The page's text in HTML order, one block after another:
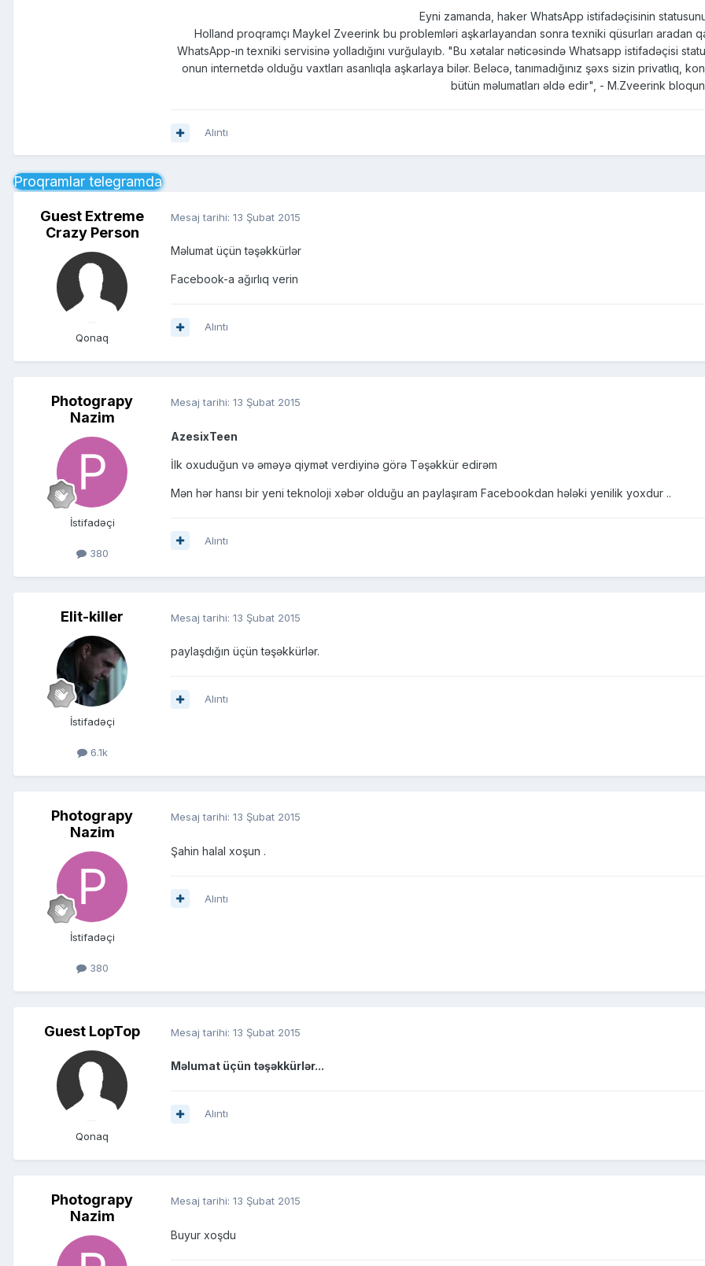
Eyni zamanda, haker WhatsApp istifadəçisinin
Holland proqramçı Maykel Zveerink bu problemləri aşkarlayandan sonra texniki qüsurları aradan
WhatsApp-ın texniki servisinə yolladığını vurğulayıb. "Bu xətalar nəticəsində Whatsapp istifadəçisi
onun internetdə olduğu vaxtları asanlıqla aşkarlaya bilər. Beləcə, tanımadığınız şəxs sizin privatlıq,
bütün məlumatları əldə edir", - M.Zveerink
Alıntı
Proqramlar telegramda
Guest Extreme
Crazy Person
Qonaq
Mesaj tarihi: 13 Şubat 2015
Məlumat üçün təşəkkürlər
Facebook-a ağırlıq verin
Alıntı
Photograpy
Nazim
İstifadəçi
380
Mesaj tarihi: 13 Şubat 2015
AzesixTeen
İlk oxuduğun və əməyə qiymət verdiyinə görə Təşəkkür edirəm
Mən hər hansı bir yeni teknoloji xəbər olduğu an paylaşıram Facebookdan hələki yenilik yoxdur ..
Alıntı
Elit-killer
İstifadəçi
6.1k
Mesaj tarihi: 13 Şubat 2015
paylaşdığın üçün təşəkkürlər.
Alıntı
Photograpy
Nazim
İstifadəçi
380
Mesaj tarihi: 13 Şubat 2015
Şahin halal xoşun .
Alıntı
Guest LopTop
Qonaq
Mesaj tarihi: 13 Şubat 2015
Məlumat üçün təşəkkürlər...
Alıntı
Photograpy
Nazim
Mesaj tarihi: 13 Şubat 2015
Buyur xoşdu